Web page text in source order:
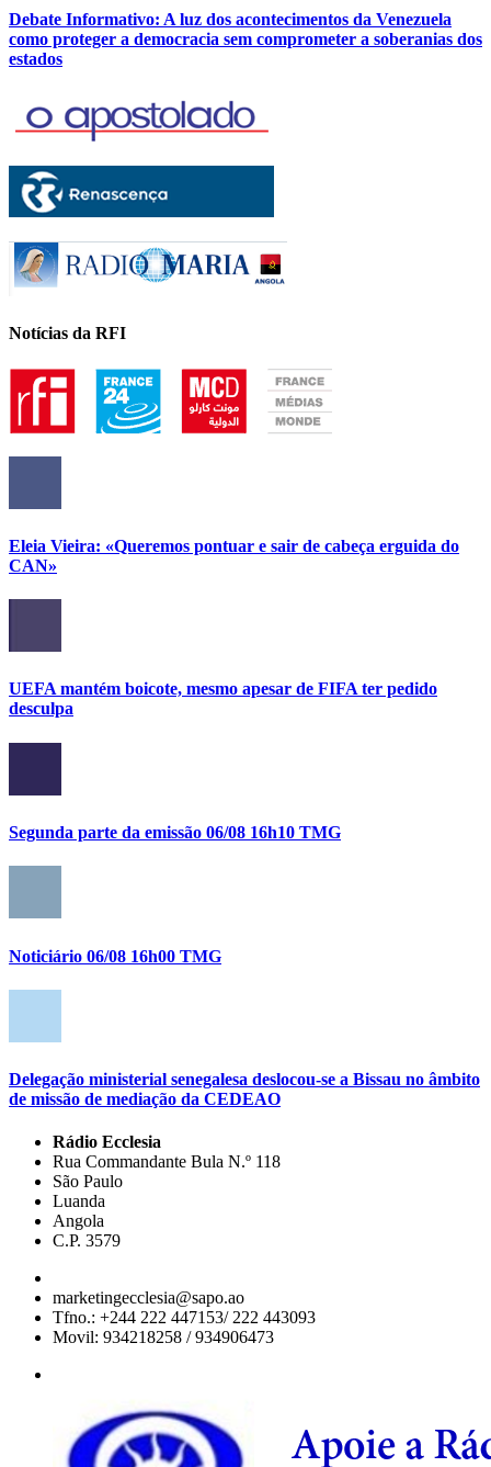
Debate Informativo: A luz dos acontecimentos da Venezuela
como proteger a democracia sem comprometer a soberanias dos
estados
Notícias da RFI
Eleia Vieira: «Queremos pontuar e sair de cabeça erguida do
CAN»
UEFA mantém boicote, mesmo apesar de FIFA ter pedido
desculpa
Segunda parte da emissão 06/08 16h10 TMG
Noticiário 06/08 16h00 TMG
Delegação ministerial senegalesa deslocou-se a Bissau no âmbito
de missão de mediação da CEDEAO
Rádio Ecclesia
Rua Commandante Bula N.º 118
São Paulo
Luanda
Angola
C.P. 3579
marketingecclesia@sapo.ao
Tfno.: +244 222 447153/ 222 443093
Movil: 934218258 / 934906473